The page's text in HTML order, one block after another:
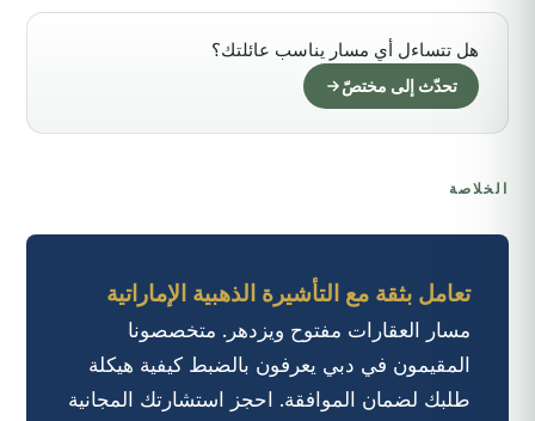
هل تتساءل أي مسار يناسب عائلتك؟
تحدّث إلى مختصّ
الخلاصة
تعامل بثقة مع التأشيرة الذهبية الإماراتية
مسار العقارات مفتوح ويزدهر. متخصصونا
المقيمون في دبي يعرفون بالضبط كيفية هيكلة
طلبك لضمان الموافقة. احجز استشارتك المجانية